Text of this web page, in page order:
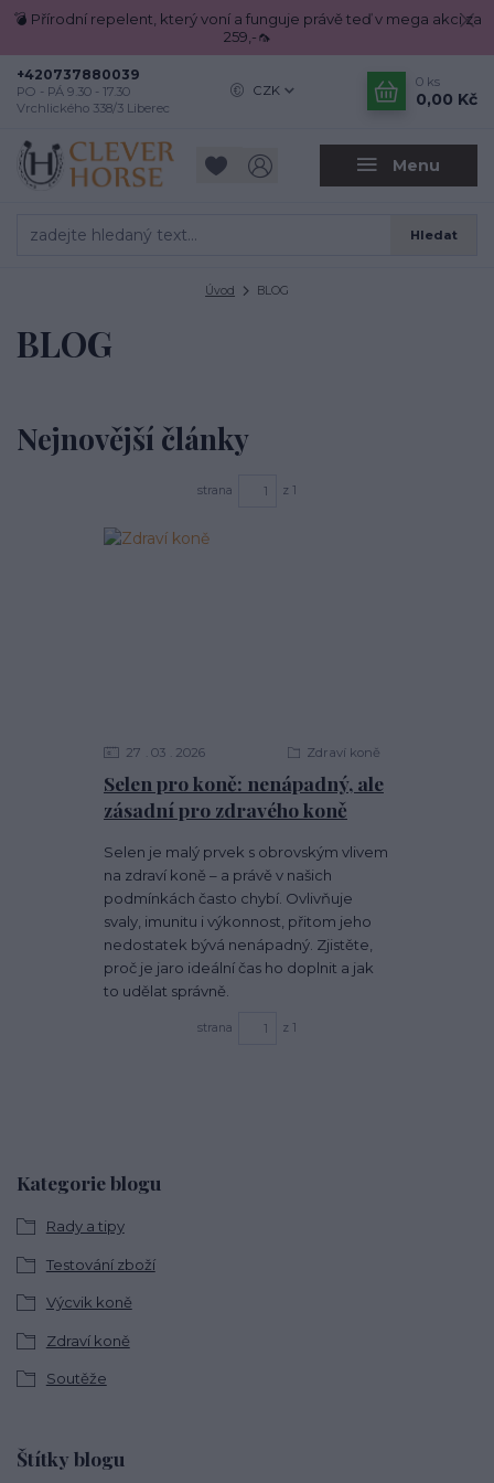
💣 Přírodní repelent, který voní a funguje právě teď v mega akci za
259,-🦟
Menu
CZK
Hledat
+420737880039
PO - PÁ 9.30 - 17.30
Vrchlického 338/3 Liberec
0 ks
0,00 Kč
Úvod BLOG
Kategorie blogu
Rady a tipy
Testování zboží
Výcvik koně
Zdraví koně
Soutěže
Štítky blogu
BLOG
Nejnovější články
strana z 1
Selen pro koně: nenápadný, ale
zásadní pro zdravého koně
27 03 2026 Zdraví koně
Selen je malý prvek s obrovským vlivem
na zdraví koně – a právě v našich
podmínkách často chybí. Ovlivňuje
svaly, imunitu i výkonnost, přitom jeho
nedostatek bývá nenápadný. Zjistěte,
proč je jaro ideální čas ho doplnit a jak
to udělat správně.
strana z 1